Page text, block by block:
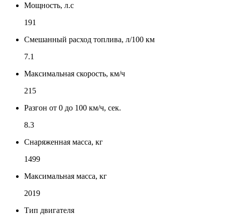
Мощность, л.с
191
Смешанный расход топлива, л/100 км
7.1
Максимальная скорость, км/ч
215
Разгон от 0 до 100 км/ч, сек.
8.3
Снаряженная масса, кг
1499
Максимальная масса, кг
2019
Тип двигателя